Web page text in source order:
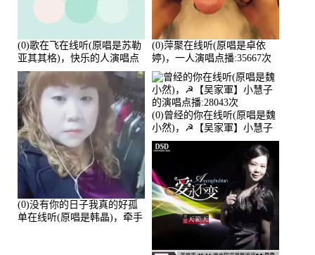
(0)歌在飞在线听(原唱是苏勒
亚其其格)，快乐的人演唱点
播:36次
(0)萍聚在线听(原唱是卓依
婷)，一人演唱点播:35667次
(0)没有你的日子我真的好孤
单在线听(原唱是韩晶)，牵手
(0)曾经的你在线听(原唱是魏
小然)，☭【吴家軍】小慧子
的演唱点播:28043次